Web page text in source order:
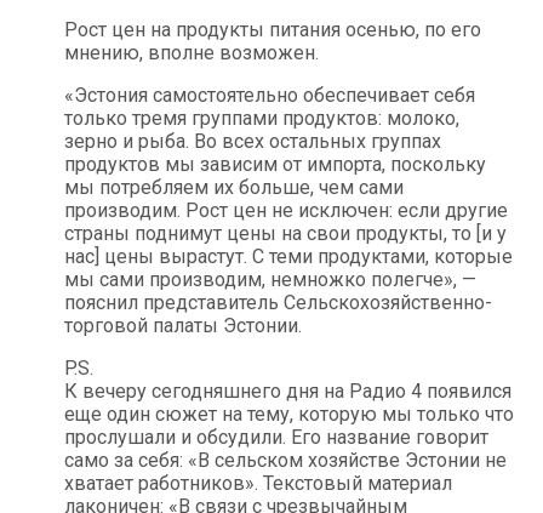
Рост цен на продукты питания осенью, по его
мнению, вполне возможен.
«Эстония самостоятельно обеспечивает себя
только тремя группами продуктов: молоко,
зерно и рыба. Во всех остальных группах
продуктов мы зависим от импорта, поскольку
мы потребляем их больше, чем сами
производим. Рост цен не исключен: если другие
страны поднимут цены на свои продукты, то [и у
нас] цены вырастут. С теми продуктами, которые
мы сами производим, немножко полегче», —
пояснил представитель Сельскохозяйственно-
торговой палаты Эстонии.
P.S.
К вечеру сегодняшнего дня на Радио 4 появился
еще один сюжет на тему, которую мы только что
прослушали и обсудили. Его название говорит
само за себя: «В сельском хозяйстве Эстонии не
хватает работников». Текстовый материал
лаконичен: «В связи с чрезвычайным